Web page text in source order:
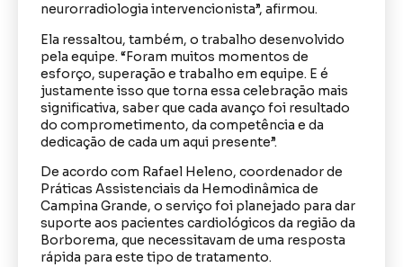
neurorradiologia intervencionista”, afirmou.
Ela ressaltou, também, o trabalho desenvolvido
pela equipe. “Foram muitos momentos de
esforço, superação e trabalho em equipe. E é
justamente isso que torna essa celebração mais
significativa, saber que cada avanço foi resultado
do comprometimento, da competência e da
dedicação de cada um aqui presente”.
De acordo com Rafael Heleno, coordenador de
Práticas Assistenciais da Hemodinâmica de
Campina Grande, o serviço foi planejado para dar
suporte aos pacientes cardiológicos da região da
Borborema, que necessitavam de uma resposta
rápida para este tipo de tratamento.